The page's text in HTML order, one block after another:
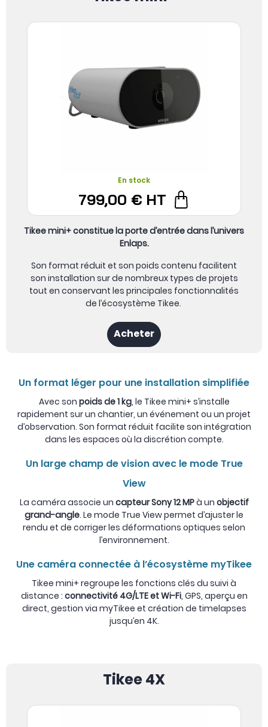
Un format léger pour une installation simplifiée
Avec son poids de 1 kg, le Tikee mini+ s’installe
rapidement sur un chantier, un événement ou un projet
d’observation. Son format réduit facilite son intégration
dans les espaces où la discrétion compte.
Un large champ de vision avec le mode True
View
La caméra associe un capteur Sony 12 MPà un objectif
grand-angle. Le mode True View permet d’ajuster le
rendu et de corriger les déformations optiques selon
l’environnement.
Une caméra connectée à l’écosystème myTikee
Tikee mini+ regroupe les fonctions clés du suivi à
distance : connectivité 4G/LTE et Wi-Fi, GPS, aperçu en
direct, gestion via myTikee et création de timelapses
jusqu’en 4K.
En stock
799,00 € HT
Tikee mini+ constitue la porte d’entrée dans l’univers
Enlaps.
Son format réduit et son poids contenu facilitent
son installation sur de nombreux types de projets
tout en conservant les principales fonctionnalités
de l’écosystème Tikee.
Acheter
Tikee 4X